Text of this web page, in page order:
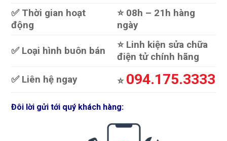
✅ Thời gian hoạt
động
⭐️ 08h – 21h hàng
ngày
✅ Loại hình buôn bán
⭐️ Linh kiện sửa chữa
điện tử chính hãng
✅ Liên hệ ngay
⭐️ 094.175.3333
Đôi lời gửi tới quý khách hàng: